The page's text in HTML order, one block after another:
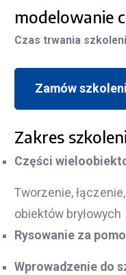
modelowanie
Czas trwania
Zamów
Zakres
Części
Tworzenie,
obiektów bryłowych
Rysowanie za
Wprowadzenie do